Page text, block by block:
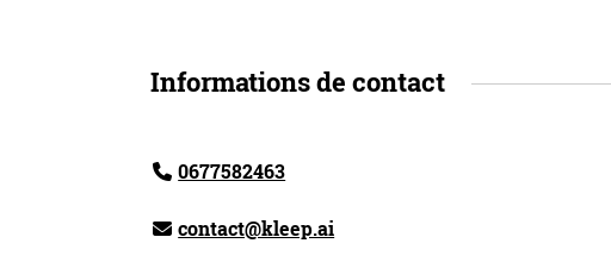
Informations de contact
0677582463
contact@kleep.ai